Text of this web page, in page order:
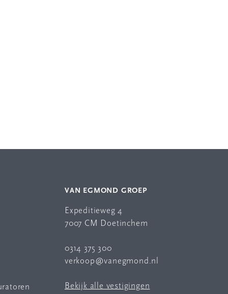
VAN EGMOND GROEP
Expeditieweg 4
7007 CM Doetinchem
0314 375 300
verkoop@vanegmond.nl
Bekijk alle vestigingen